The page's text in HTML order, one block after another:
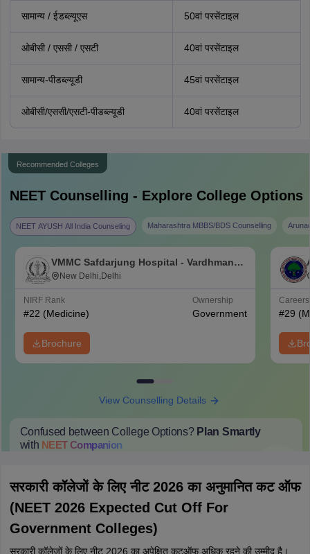
सामान्य / ईडब्ल्यूएस 50वां परसेंटाइल
ओबीसी / एससी / एसटी 40वां परसेंटाइल
सामान्य-पीडब्ल्यूडी 45वां परसेंटाइल
ओबीसी/एससी/एसटी-पीडब्ल्यूडी 40वां परसेंटाइल
Recommended Colleges
NEETCounselling - Explore College Options
NEET AYUSH All India Counseling Maharashtra MBBS/BDS Counselling
VMMC Safdarjung Hospital - Vardhman
Mahavir Medical College and Safdarjung
New Delhi,Delhi
NIRF Rank
#22 (Medicine)
Ownership
Government
Brochure
#29
View Counselling Details
Confused between College Options? Plan Smartly
with NEETCompanion
सरकारी कॉलेजों के लिए नीट 2026 का अनुमानित कट ऑफ
(NEET 2026 Expected Cut Off For
Government Colleges)
सरकारी कॉलेजों के लिए नीट 2026 का अपेक्षित कटऑफ अधिक रहने की उम्मीद है।